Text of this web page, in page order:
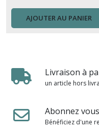
AJOUTER AU PANIER
Livraison à
un article hors
Abonnez
Bénéficiez d'une